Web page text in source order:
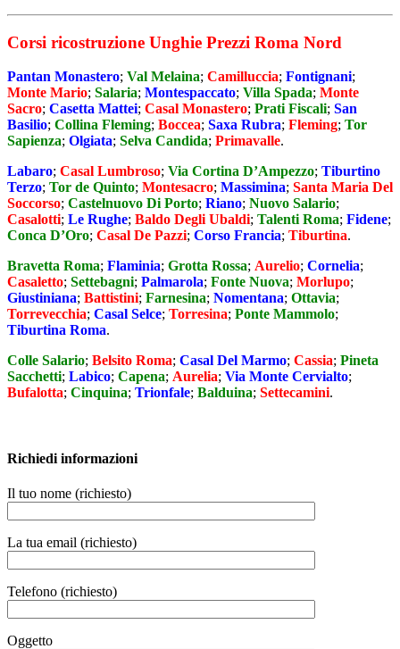
Corsi ricostruzione Unghie Prezzi Roma Nord
Pantan Monastero; Val Melaina; Camilluccia; Fontignani;
Monte Mario; Salaria; Montespaccato; Villa Spada; Monte
Sacro; Casetta Mattei; Casal Monastero; Prati Fiscali; San
Basilio; Collina Fleming; Boccea; Saxa Rubra; Fleming; Tor
Sapienza; Olgiata; Selva Candida; Primavalle.
Labaro; Casal Lumbroso; Via Cortina D’Ampezzo; Tiburtino
Terzo; Tor de Quinto; Montesacro; Massimina; Santa Maria Del
Soccorso; Castelnuovo Di Porto; Riano; Nuovo Salario;
Casalotti; Le Rughe; Baldo Degli Ubaldi; Talenti Roma; Fidene;
Conca D’Oro; Casal De Pazzi; Corso Francia; Tiburtina.
Bravetta Roma; Flaminia; Grotta Rossa; Aurelio; Cornelia;
Casaletto; Settebagni; Palmarola; Fonte Nuova; Morlupo;
Giustiniana; Battistini; Farnesina; Nomentana; Ottavia;
Torrevecchia; Casal Selce; Torresina; Ponte Mammolo;
Tiburtina Roma.
Colle Salario; Belsito Roma; Casal Del Marmo; Cassia; Pineta
Sacchetti; Labico; Capena; Aurelia; Via Monte Cervialto;
Bufalotta; Cinquina; Trionfale; Balduina; Settecamini.
Richiedi informazioni
Il tuo nome (richiesto)
La tua email (richiesto)
Telefono (richiesto)
Oggetto